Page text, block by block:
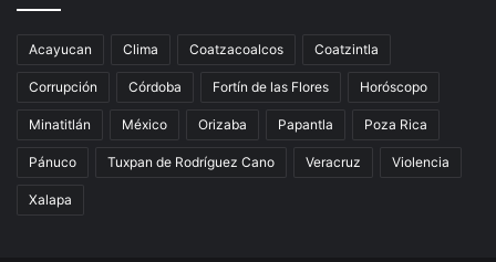
Acayucan Clima Coatzacoalcos Coatzintla
Corrupción Córdoba Fortín de las Flores Horóscopo
Minatitlán México Orizaba Papantla Poza Rica
Pánuco Tuxpan de Rodríguez Cano Veracruz Violencia
Xalapa